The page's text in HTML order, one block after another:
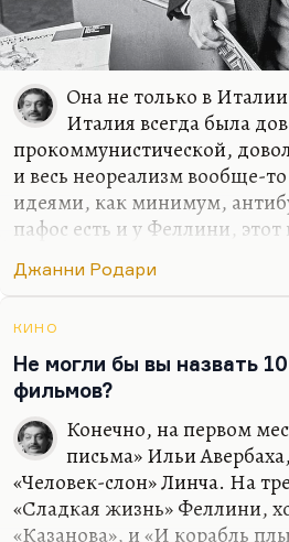
Она не только в
Италия всегда была
прокоммунистической,
и весь неореализм вообще-
идеями, как минимум,
пафос есть и у Феллини, этот
аристократа Висконти есть
общественник, который по
побывал фашистом, в
при Муссолини, потом стал
коммунистом. Я думаю, что
гениальным сказочником,
великим. И «Путешествие
«Сказки по телефону», и
лжецов» — это все очень
Джанни Родари
КИНО
Не могли бы вы назвать
фильмов?
Конечно, на первом
письма» Ильи
«Человек-слон» Линча. На
«Сладкая жизнь» Феллини,
«Казанова», и «И корабль